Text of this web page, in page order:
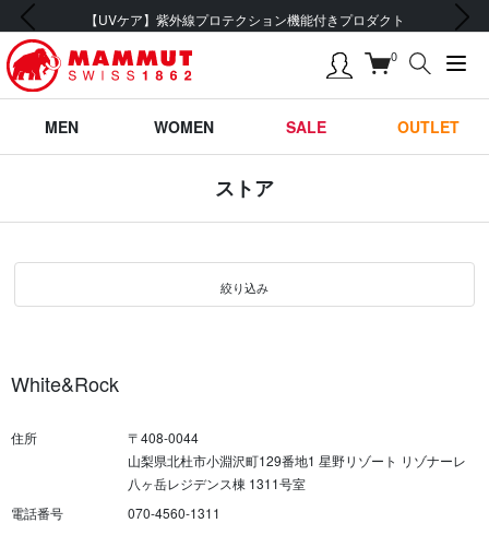
【UVケア】紫外線プロテクション機能付きプロダクト
前の画像 次の画像
0
MEN WOMEN SALE OUTLET
ストア
絞り込み
White&Rock
住所
〒408-0044
山梨県北杜市小淵沢町129番地1 星野リゾート リゾナーレ
八ヶ岳レジデンス棟 1311号室
電話番号
070-4560-1311